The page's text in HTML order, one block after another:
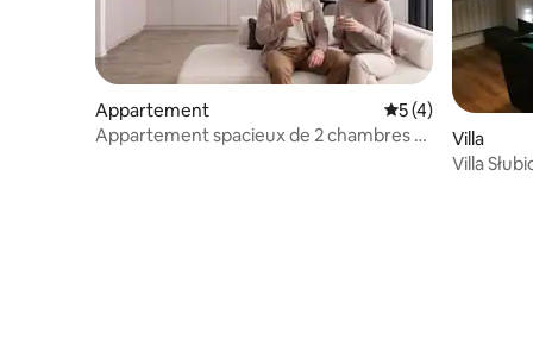
Appartement Évaluation
5 (4)
Appartement spacieux de 2 chambres à
Villa
Villa